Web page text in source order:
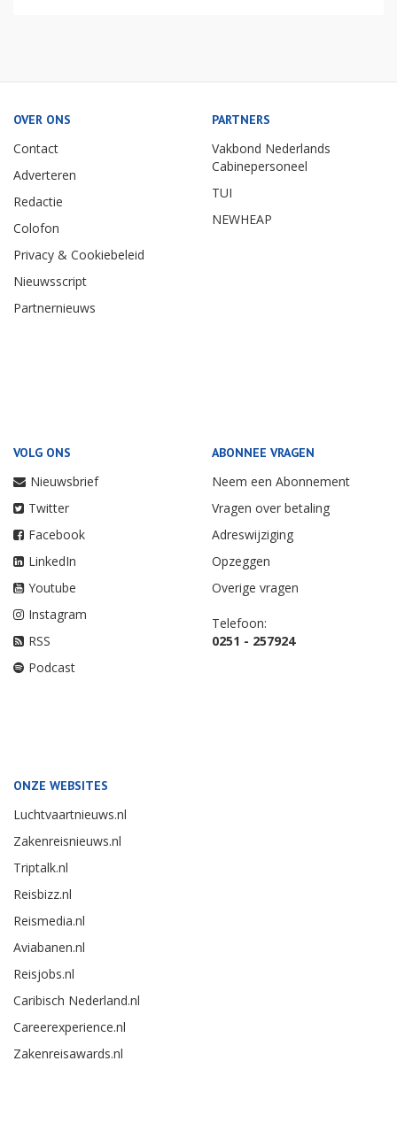
OVER ONS
Contact
Adverteren
Redactie
Colofon
Privacy & Cookiebeleid
Nieuwsscript
Partnernieuws
PARTNERS
Vakbond Nederlands
Cabinepersoneel
TUI
NEWHEAP
VOLG ONS
Nieuwsbrief
Twitter
Facebook
LinkedIn
Youtube
Instagram
RSS
Podcast
ABONNEE VRAGEN
Neem een Abonnement
Vragen over betaling
Adreswijziging
Opzeggen
Overige vragen
Telefoon:
0251 - 257924
ONZE WEBSITES
Luchtvaartnieuws.nl
Zakenreisnieuws.nl
Triptalk.nl
Reisbizz.nl
Reismedia.nl
Aviabanen.nl
Reisjobs.nl
Caribisch Nederland.nl
Careerexperience.nl
Zakenreisawards.nl